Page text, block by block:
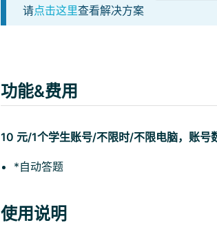
请点击这里查看解决方案
功能&费用
10 元/1个学生账号/不限时/不限电脑，账号
*自动答题
使用说明